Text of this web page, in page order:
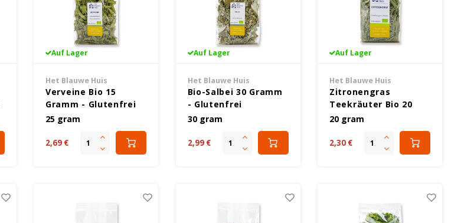
Auf Lager
Het Blauwe Huis
Verveine Bio 15
Gramm - Glutenfrei
25 gram
2,69 €
Auf Lager
Het Blauwe Huis
Bio-Salbei 30 Gramm
- Glutenfrei
30 gram
2,99 €
Auf Lager
Het Blauwe Huis
Zitronengras
Teekräuter Bio 20
Gramm - Glutenfrei
20 gram
2,30 €